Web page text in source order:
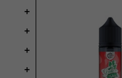
add
add
add
add